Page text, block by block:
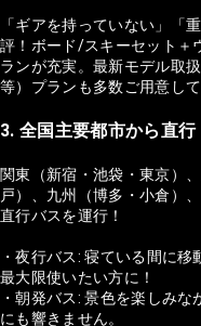
「ギアを持っていない」「
評！ボード/スキーセット＋
ランが充実。最新モデル取
等）プランも多数ご用意して
3. 全国主要都市から直
関東（新宿・池袋・東京）
戸）、九州（博多・小倉）
直行バスを運行！
・夜行バス: 寝ている間に
最大限使いたい方に！
・朝発バス: 景色を楽しみ
にも響きません。